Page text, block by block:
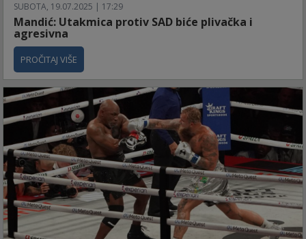
SUBOTA, 19.07.2025 | 17:29
Mandić: Utakmica protiv SAD biće plivačka i
agresivna
PROČITAJ VIŠE